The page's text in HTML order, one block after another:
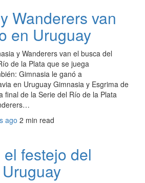
Wanderers van
en Uruguay
y Wanderers van el busca del
de la Plata que se juega
Gimnasia le ganó a
en Uruguay Gimnasia y Esgrima de
final de la Serie del Río de la Plata
ago 2 min read
festejo del